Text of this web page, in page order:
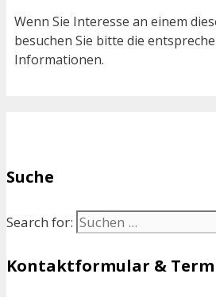
Wenn Sie Interesse an einem
besuchen Sie bitte die
Informationen.
Suche
Search for:
Kontaktformular &